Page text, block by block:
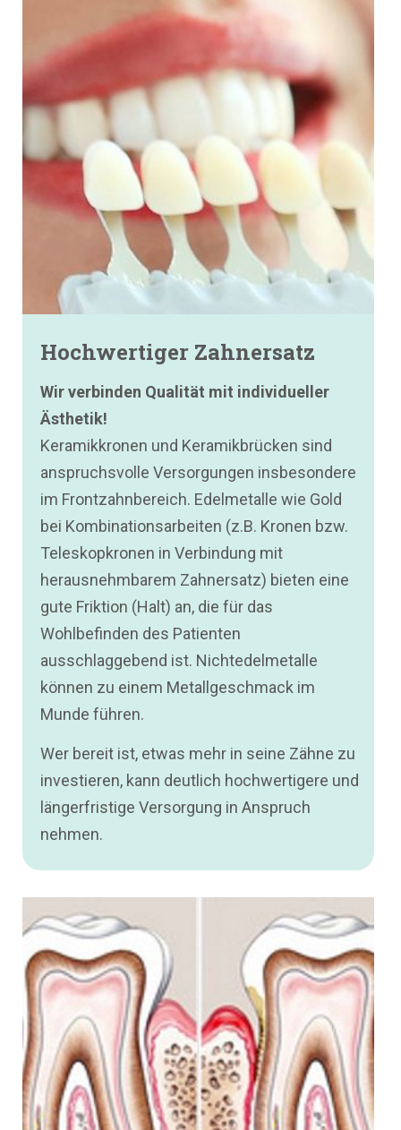
Hochwertiger Zahnersatz
Wir verbinden Qualität mit individueller
Ästhetik!
Keramikkronen und Keramikbrücken sind
anspruchsvolle Versorgungen insbesondere
im Frontzahnbereich. Edelmetalle wie Gold
bei Kombinationsarbeiten (z.B. Kronen bzw.
Teleskopkronen in Verbindung mit
herausnehmbarem Zahnersatz) bieten eine
gute Friktion (Halt) an, die für das
Wohlbefinden des Patienten
ausschlaggebend ist. Nichtedelmetalle
können zu einem Metallgeschmack im
Munde führen.
Wer bereit ist, etwas mehr in seine Zähne zu
investieren, kann deutlich hochwertigere und
längerfristige Versorgung in Anspruch
nehmen.